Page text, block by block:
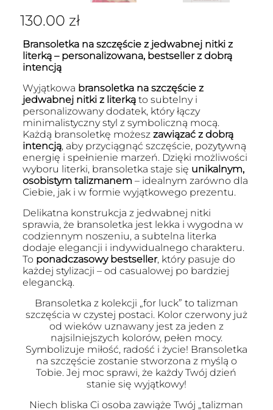
130.00 zł
Bransoletka na szczęście z jedwabnej nitki z
literką – personalizowana, bestseller z dobrą
intencją
Wyjątkowa bransoletka na szczęście z
jedwabnej nitki z literkąto subtelny i
personalizowany dodatek, który łączy
minimalistyczny styl z symboliczną mocą.
Każdą bransoletkę możesz zawiązać z dobrą
intencją, aby przyciągnąć szczęście, pozytywną
energię i spełnienie marzeń. Dzięki możliwości
wyboru literki, bransoletka staje się unikalnym,
osobistym talizmanem – idealnym zarówno dla
Ciebie, jak i w formie wyjątkowego prezentu.
Delikatna konstrukcja z jedwabnej nitki
sprawia, że bransoletka jest lekka i wygodna w
codziennym noszeniu, a subtelna literka
dodaje elegancji i indywidualnego charakteru.
To ponadczasowy bestseller, który pasuje do
każdej stylizacji – od casualowej po bardziej
elegancką.
Bransoletka z kolekcji „for luck” to talizman
szczęścia w czystej postaci. Kolor czerwony już
od wieków uznawany jest za jeden z
najsilniejszych kolorów, pełen mocy.
Symbolizuje miłość, radość i życie! Bransoletka
na szczęście zostanie stworzona z myślą o
Tobie. Jej moc sprawi, że każdy Twój dzień
stanie się wyjątkowy!
Niech bliska Ci osoba zawiąże Twój „talizman